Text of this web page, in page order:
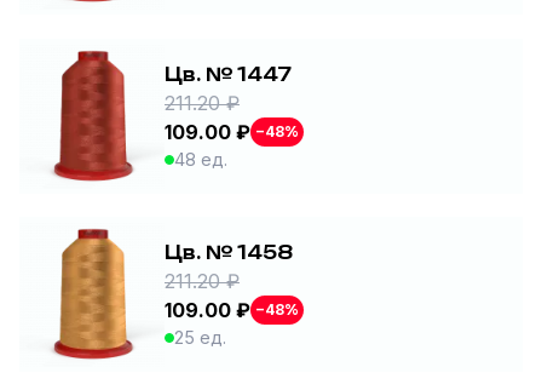
Цв. № 1447
211.20 ₽
109.00 ₽ −48%
48 ед.
Цв. № 1458
211.20 ₽
109.00 ₽ −48%
25 ед.